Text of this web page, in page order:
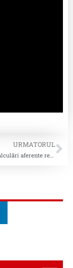
URMATORUL
Repartitia recalculări aferente revendicărilor pentru anii 2023 și 2024